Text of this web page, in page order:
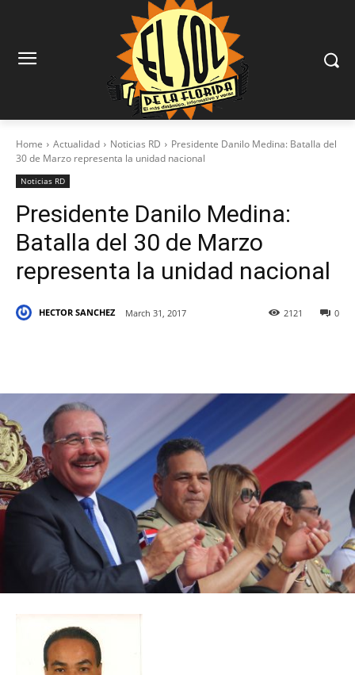
Home Actualidad Noticias RD
Presidente Danilo Medina: Batalla del
30 de Marzo representa la unidad nacional
Noticias RD
Presidente Danilo Medina:
Batalla del 30 de Marzo
representa la unidad nacional
HECTOR SANCHEZ March 31, 2017 0
2121